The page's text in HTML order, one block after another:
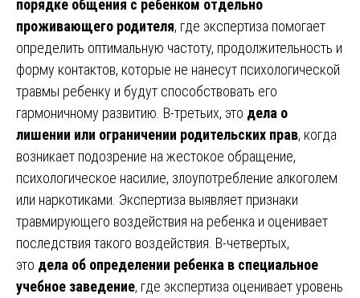
порядке общения с ребенком отдельно
проживающего родителя, где экспертиза помогает
определить оптимальную частоту, продолжительность и
форму контактов, которые не нанесут психологической
травмы ребенку и будут способствовать его
гармоничному развитию. В-третьих, это дела о
лишении или ограничении родительских прав, когда
возникает подозрение на жестокое обращение,
психологическое насилие, злоупотребление алкоголем
или наркотиками. Экспертиза выявляет признаки
травмирующего воздействия на ребенка и оценивает
последствия такого воздействия. В-четвертых,
это дела об определении ребенка в специальное
учебное заведение, где экспертиза оценивает уровень